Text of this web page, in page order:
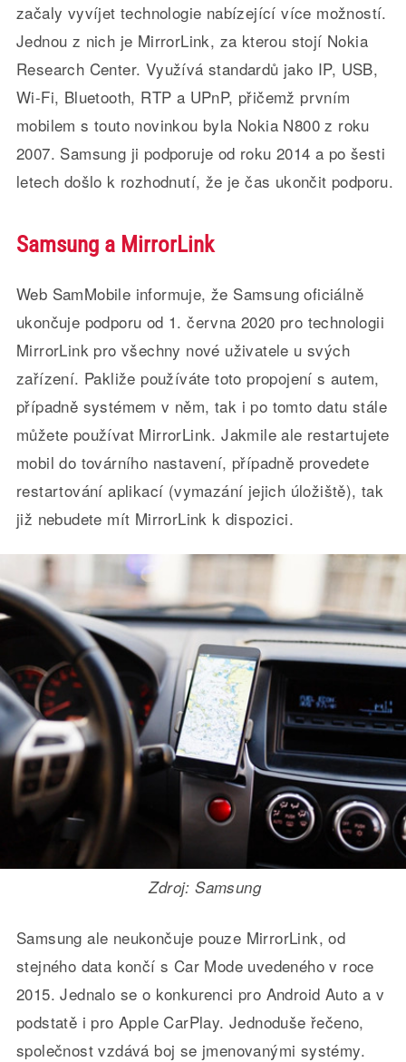
začaly vyvíjet technologie nabízející více možností.
Jednou z nich je MirrorLink, za kterou stojí Nokia
Research Center. Využívá standardů jako IP, USB,
Wi-Fi, Bluetooth, RTP a UPnP, přičemž prvním
mobilem s touto novinkou byla Nokia N800 z roku
2007. Samsung ji podporuje od roku 2014 a po šesti
letech došlo k rozhodnutí, že je čas ukončit podporu.
Samsung a MirrorLink
Web SamMobile informuje, že Samsung oficiálně
ukončuje podporu od 1. června 2020 pro technologii
MirrorLink pro všechny nové uživatele u svých
zařízení. Pakliže používáte toto propojení s autem,
případně systémem v něm, tak i po tomto datu stále
můžete používat MirrorLink. Jakmile ale restartujete
mobil do továrního nastavení, případně provedete
restartování aplikací (vymazání jejich úložiště), tak
již nebudete mít MirrorLink k dispozici.
Zdroj: Samsung
Samsung ale neukončuje pouze MirrorLink, od
stejného data končí s Car Mode uvedeného v roce
2015. Jednalo se o konkurenci pro Android Auto a v
podstatě i pro Apple CarPlay. Jednoduše řečeno,
společnost vzdává boj se jmenovanými systémy.